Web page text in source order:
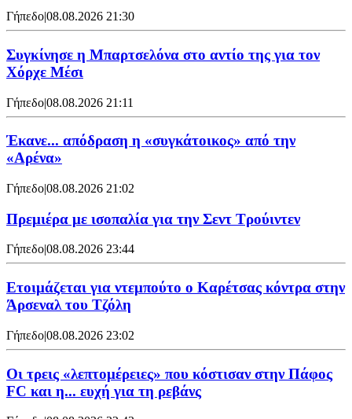
Γήπεδο|08.08.2026 21:30
Συγκίνησε η Μπαρτσελόνα στο αντίο της για τον
Χόρχε Μέσι
Γήπεδο|08.08.2026 21:11
Έκανε... απόδραση η «συγκάτοικος» από την
«Αρένα»
Γήπεδο|08.08.2026 21:02
Πρεμιέρα με ισοπαλία για την Σεντ Τρούιντεν
Γήπεδο|08.08.2026 23:44
Ετοιμάζεται για ντεμπούτο ο Καρέτσας κόντρα στην
Άρσεναλ του Τζόλη
Γήπεδο|08.08.2026 23:02
Οι τρεις «λεπτομέρειες» που κόστισαν στην Πάφος
FC και η... ευχή για τη ρεβάνς